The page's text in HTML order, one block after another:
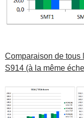
Comparaison de tous
S914 (à la même